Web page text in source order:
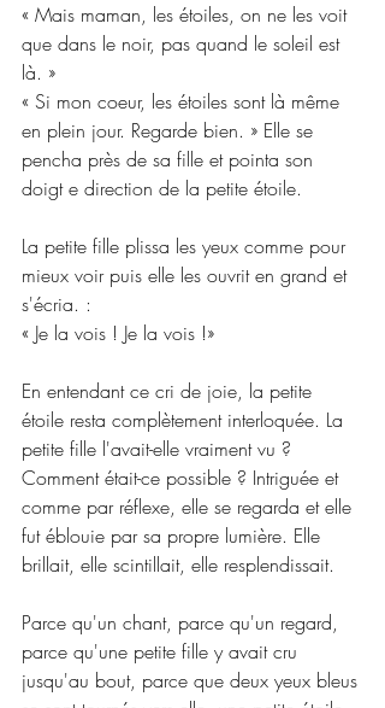
« Mais maman, les étoiles, on ne les voit
que dans le noir, pas quand le soleil est
là. »
« Si mon coeur, les étoiles sont là même
en plein jour. Regarde bien. » Elle se
pencha près de sa fille et pointa son
doigt e direction de la petite étoile.
La petite fille plissa les yeux comme pour
mieux voir puis elle les ouvrit en grand et
s'écria. :
« Je la vois ! Je la vois !»
En entendant ce cri de joie, la petite
étoile resta complètement interloquée. La
petite fille l'avait-elle vraiment vu ?
Comment était-ce possible ? Intriguée et
comme par réflexe, elle se regarda et elle
fut éblouie par sa propre lumière. Elle
brillait, elle scintillait, elle resplendissait.
Parce qu'un chant, parce qu'un regard,
parce qu'une petite fille y avait cru
jusqu'au bout, parce que deux yeux bleus